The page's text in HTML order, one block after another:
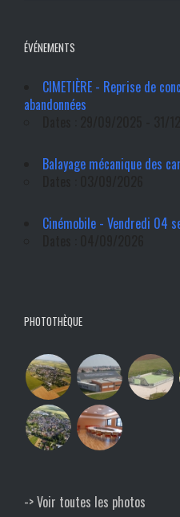
ÉVÉNEMENTS
CIMETIÈRE - Reprise de
abandonnées
Balayage mécanique des
Cinémobile - Vendredi 04
PHOTOTHÈQUE
-> Voir toutes les photos